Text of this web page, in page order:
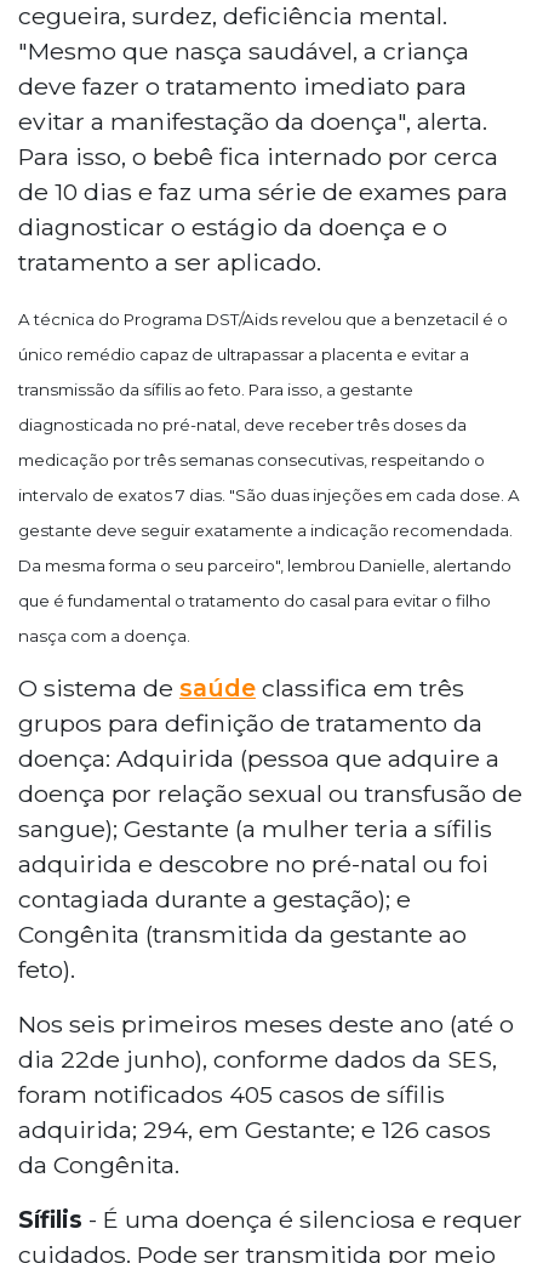
cegueira, surdez, deficiência mental.
"Mesmo que nasça saudável, a criança
deve fazer o tratamento imediato para
evitar a manifestação da doença", alerta.
Para isso, o bebê fica internado por cerca
de 10 dias e faz uma série de exames para
diagnosticar o estágio da doença e o
tratamento a ser aplicado.
A técnica do Programa DST/Aids revelou que a benzetacil é o
único remédio capaz de ultrapassar a placenta e evitar a
transmissão da sífilis ao feto. Para isso, a gestante
diagnosticada no pré-natal, deve receber três doses da
medicação por três semanas consecutivas, respeitando o
intervalo de exatos 7 dias. "São duas injeções em cada dose. A
gestante deve seguir exatamente a indicação recomendada.
Da mesma forma o seu parceiro", lembrou Danielle, alertando
que é fundamental o tratamento do casal para evitar o filho
nasça com a doença.
O sistema de saúde classifica em três
grupos para definição de tratamento da
doença: Adquirida (pessoa que adquire a
doença por relação sexual ou transfusão de
sangue); Gestante (a mulher teria a sífilis
adquirida e descobre no pré-natal ou foi
contagiada durante a gestação); e
Congênita (transmitida da gestante ao
feto).
Nos seis primeiros meses deste ano (até o
dia 22de junho), conforme dados da SES,
foram notificados 405 casos de sífilis
adquirida; 294, em Gestante; e 126 casos
da Congênita.
Sífilis - É uma doença é silenciosa e requer
cuidados. Pode ser transmitida por meio